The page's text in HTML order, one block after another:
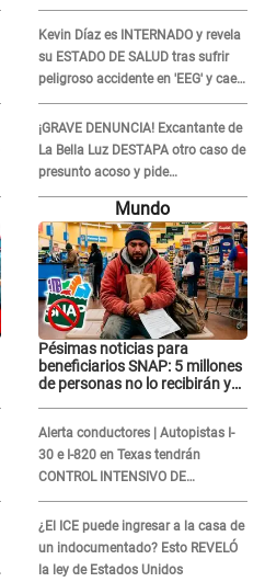
Kevin Díaz es INTERNADO y revela
su ESTADO DE SALUD tras sufrir
peligroso accidente en 'EEG' y caer
desde altura de ocho metros
¡GRAVE DENUNCIA! Excantante de
La Bella Luz DESTAPA otro caso de
presunto acoso y pide
PROTECCIÓN por temor a
represalias: "Yo siempre..."
Mundo
Pésimas noticias para
beneficiarios SNAP: 5 millones
de personas no lo recibirán y
Alerta conductores | Autopistas I-
30 e I-820 en Texas tendrán
CONTROL INTENSIVO DE
SEGURIDAD: Estas serán las
HORAS CRÍTICAS
¿El ICE puede ingresar a la casa de
un indocumentado? Esto REVELÓ
la ley de Estados Unidos